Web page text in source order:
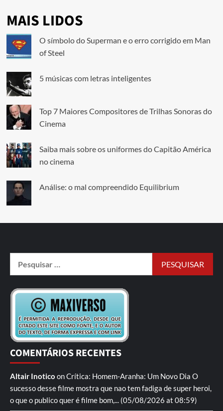
MAIS LIDOS
O símbolo do Superman e o erro corrigido em Man
of Steel
5 músicas com letras inteligentes
Top 7 Maiores Compositores de Trilhas Sonoras do
Cinema
Saiba mais sobre os uniformes do Capitão América
no cinema
Análise: o mal compreendido Equilibrium
COMENTÁRIOS RECENTES
Altair Inotico onCrítica: Homem-Aranha: Um Novo Dia O
sucesso desse filme mostra que nao tem fadiga de super heroi,
o que o publico quer é filme bom,... (05/08/2026 at 08:59)